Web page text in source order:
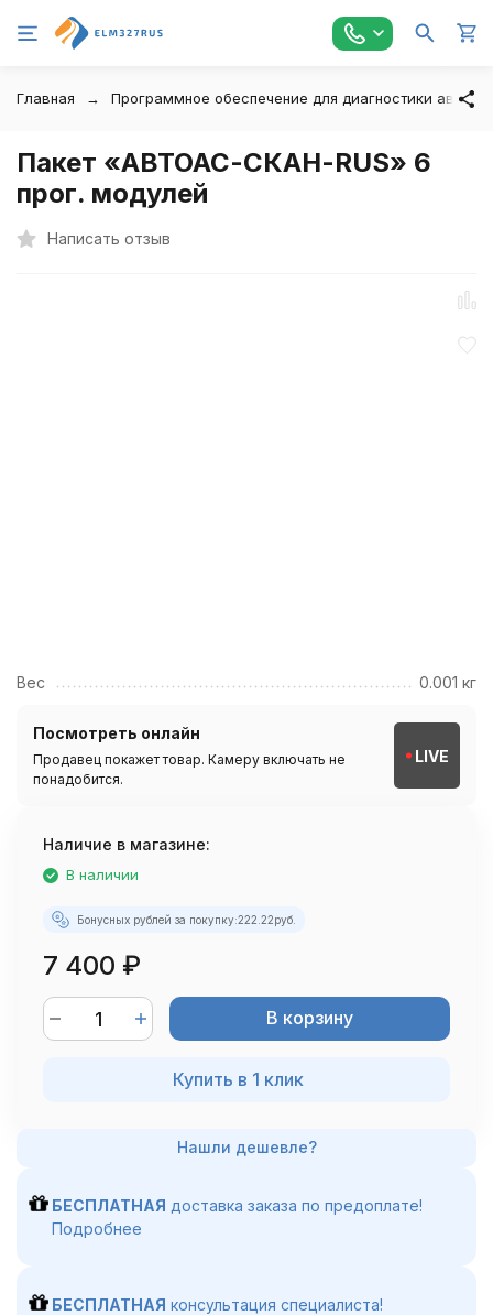
Главная Программное обеспечение для диагностики
Пакет «АВТОАС-СКАН-RUS» 6
прог. модулей
Написать отзыв
Вес 0.001 кг
Посмотреть онлайн
Продавец покажет товар. Камеру включать не
понадобится.
LIVE
Наличие в магазине:
В наличии
Бонусных рублей за покупку:222.22руб.
7 400 ₽
В корзину
Купить в 1 клик
БЕСПЛАТНАЯ доставка заказа по предоплате!
Подробнее
БЕСПЛАТНАЯ консультация специалиста!